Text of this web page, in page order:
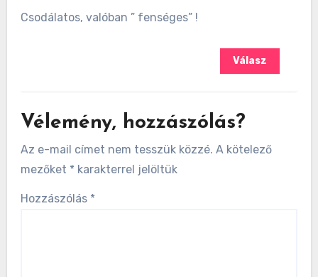
Csodálatos, valóban ” fenséges” !
Válasz
Vélemény, hozzászólás?
Az e-mail címet nem tesszük közzé. A kötelező
mezőket * karakterrel jelöltük
Hozzászólás *